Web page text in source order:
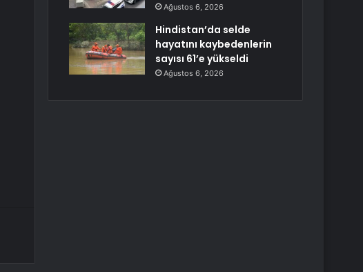
Ağustos 6, 2026
Hindistan’da selde
hayatını kaybedenlerin
sayısı 61’e yükseldi
Ağustos 6, 2026